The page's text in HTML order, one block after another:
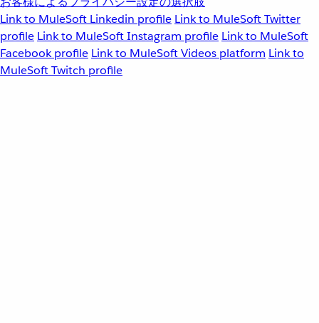
Link to MuleSoft Linkedin profile Link to MuleSoft Twitter
profile Link to MuleSoft Instagram profile Link to MuleSoft
Facebook profile Link to MuleSoft Videos platform Link to
MuleSoft Twitch profile